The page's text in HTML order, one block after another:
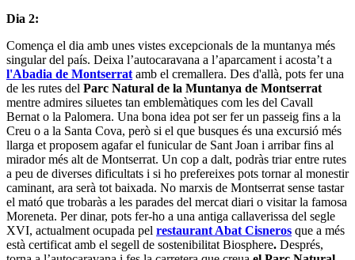
Dia 2:
Comença el dia amb unes vistes excepcionals de la muntanya més
singular del país. Deixa l’autocaravana a l’aparcament i acosta’t a
l'Abadia de Montserrat amb el cremallera. Des d'allà, pots fer una
de les rutes del Parc Natural de la Muntanya de Montserrat
mentre admires siluetes tan emblemàtiques com les del Cavall
Bernat o la Palomera. Una bona idea pot ser fer un passeig fins a la
Creu o a la Santa Cova, però si el que busques és una excursió més
llarga et proposem agafar el funicular de Sant Joan i arribar fins al
mirador més alt de Montserrat. Un cop a dalt, podràs triar entre rutes
a peu de diverses dificultats i si ho prefereixes pots tornar al monestir
caminant, ara serà tot baixada. No marxis de Montserrat sense tastar
el mató que trobaràs a les parades del mercat diari o visitar la famosa
Moreneta. Per dinar, pots fer-ho a una antiga callaverissa del segle
XVI, actualment ocupada pel restaurant Abat Cisneros que a més
està certificat amb el segell de sostenibilitat Biosphere. Després,